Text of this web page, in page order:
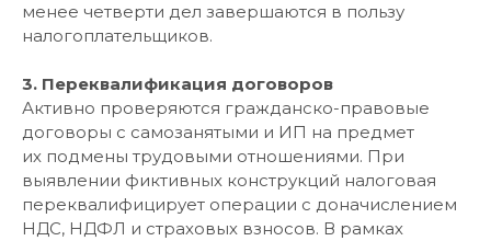
менее четверти дел завершаются в пользу
налогоплательщиков.
3. Переквалификация договоров
Активно проверяются гражданско-правовые
договоры с самозанятыми и ИП на предмет
их подмены трудовыми отношениями. При
выявлении фиктивных конструкций налоговая
переквалифицирует операции с доначислением
НДС, НДФЛ и страховых взносов. В рамках